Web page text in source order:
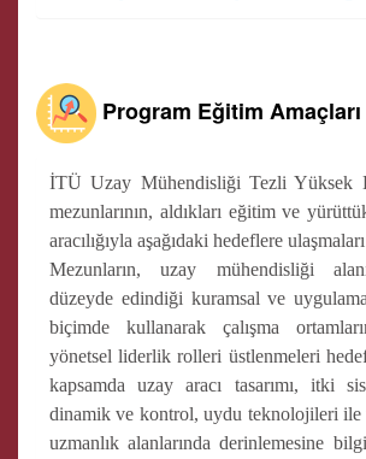
Program Eğitim Amaçları
İTÜ Uzay Mühendisliği Tezli Yüksek
mezunlarının, aldıkları eğitim ve
aracılığıyla aşağıdaki hedeflere
Mezunların, uzay mühendisliği
düzeyde edindiği kuramsal ve
biçimde kullanarak çalışma
yönetsel liderlik rolleri üstlenmeleri
kapsamda uzay aracı tasarımı, itki
dinamik ve kontrol, uydu teknolojileri ile
uzmanlık alanlarında derinlemesine